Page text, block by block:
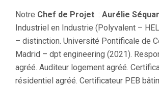
Notre Chef de Projet : Aurélie
Industriel en Industrie (Polyvalent –
– distinction. Université Pontificale de
Madrid – dpt engineering (2021).
agréé. Auditeur logement agréé.
résidentiel agréé. Certificateur PEB